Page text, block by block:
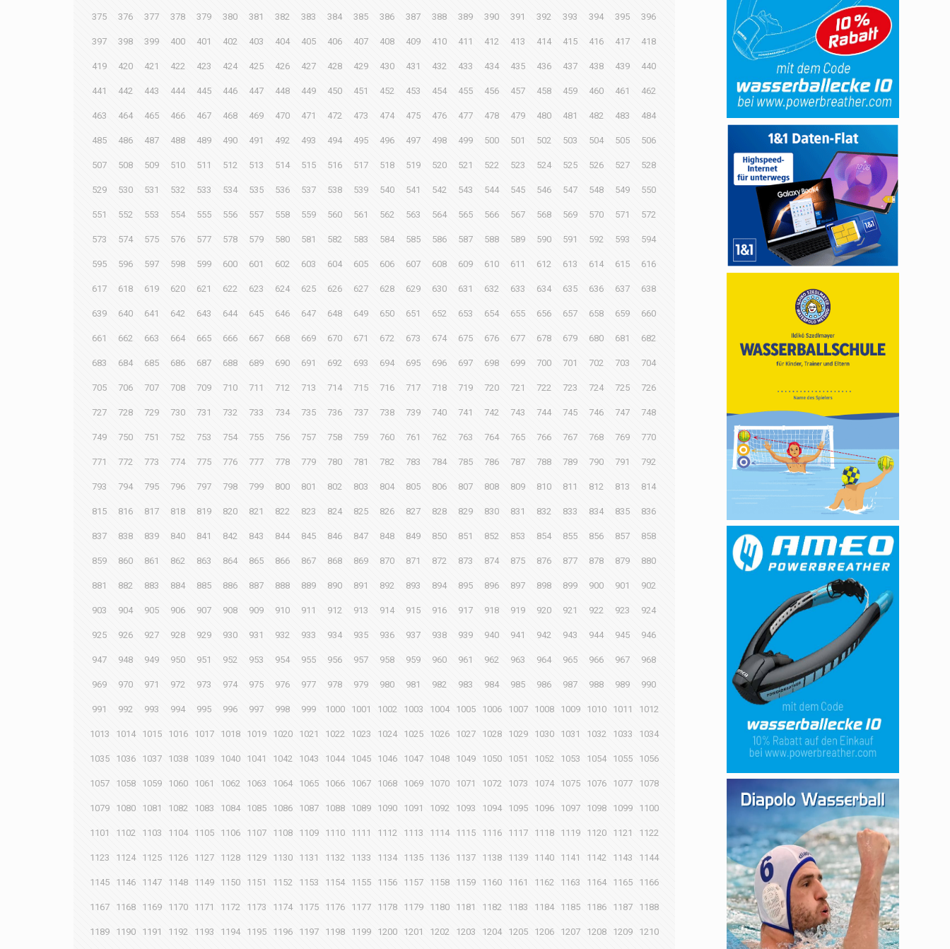
375 376 377 378 379 380 381 382 383 384 385 386 387 388 389 390 391 392 393 394 395 396
397 398 399 400 401 402 403 404 405 406 407 408 409 410 411 412 413 414 415 416 417 418
419 420 421 422 423 424 425 426 427 428 429 430 431 432 433 434 435 436 437 438 439 440
441 442 443 444 445 446 447 448 449 450 451 452 453 454 455 456 457 458 459 460 461 462
463 464 465 466 467 468 469 470 471 472 473 474 475 476 477 478 479 480 481 482 483 484
485 486 487 488 489 490 491 492 493 494 495 496 497 498 499 500 501 502 503 504 505 506
507 508 509 510 511 512 513 514 515 516 517 518 519 520 521 522 523 524 525 526 527 528
529 530 531 532 533 534 535 536 537 538 539 540 541 542 543 544 545 546 547 548 549 550
551 552 553 554 555 556 557 558 559 560 561 562 563 564 565 566 567 568 569 570 571 572
573 574 575 576 577 578 579 580 581 582 583 584 585 586 587 588 589 590 591 592 593 594
595 596 597 598 599 600 601 602 603 604 605 606 607 608 609 610 611 612 613 614 615 616
617 618 619 620 621 622 623 624 625 626 627 628 629 630 631 632 633 634 635 636 637 638
639 640 641 642 643 644 645 646 647 648 649 650 651 652 653 654 655 656 657 658 659 660
661 662 663 664 665 666 667 668 669 670 671 672 673 674 675 676 677 678 679 680 681 682
683 684 685 686 687 688 689 690 691 692 693 694 695 696 697 698 699 700 701 702 703 704
705 706 707 708 709 710 711 712 713 714 715 716 717 718 719 720 721 722 723 724 725 726
727 728 729 730 731 732 733 734 735 736 737 738 739 740 741 742 743 744 745 746 747 748
749 750 751 752 753 754 755 756 757 758 759 760 761 762 763 764 765 766 767 768 769 770
771 772 773 774 775 776 777 778 779 780 781 782 783 784 785 786 787 788 789 790 791 792
793 794 795 796 797 798 799 800 801 802 803 804 805 806 807 808 809 810 811 812 813 814
815 816 817 818 819 820 821 822 823 824 825 826 827 828 829 830 831 832 833 834 835 836
837 838 839 840 841 842 843 844 845 846 847 848 849 850 851 852 853 854 855 856 857 858
859 860 861 862 863 864 865 866 867 868 869 870 871 872 873 874 875 876 877 878 879 880
881 882 883 884 885 886 887 888 889 890 891 892 893 894 895 896 897 898 899 900 901 902
903 904 905 906 907 908 909 910 911 912 913 914 915 916 917 918 919 920 921 922 923 924
925 926 927 928 929 930 931 932 933 934 935 936 937 938 939 940 941 942 943 944 945 946
947 948 949 950 951 952 953 954 955 956 957 958 959 960 961 962 963 964 965 966 967 968
969 970 971 972 973 974 975 976 977 978 979 980 981 982 983 984 985 986 987 988 989 990
991 992 993 994 995 996 997 998 999 1000 1001 1002 1003 1004 1005 1006 1007 1008 1009 1010 1011 1012
1013 1014 1015 1016 1017 1018 1019 1020 1021 1022 1023 1024 1025 1026 1027 1028 1029 1030 1031 1032 1033 1034
1035 1036 1037 1038 1039 1040 1041 1042 1043 1044 1045 1046 1047 1048 1049 1050 1051 1052 1053 1054 1055 1056
1057 1058 1059 1060 1061 1062 1063 1064 1065 1066 1067 1068 1069 1070 1071 1072 1073 1074 1075 1076 1077 1078
1079 1080 1081 1082 1083 1084 1085 1086 1087 1088 1089 1090 1091 1092 1093 1094 1095 1096 1097 1098 1099 1100
1101 1102 1103 1104 1105 1106 1107 1108 1109 1110 1111 1112 1113 1114 1115 1116 1117 1118 1119 1120 1121 1122
1123 1124 1125 1126 1127 1128 1129 1130 1131 1132 1133 1134 1135 1136 1137 1138 1139 1140 1141 1142 1143 1144
1145 1146 1147 1148 1149 1150 1151 1152 1153 1154 1155 1156 1157 1158 1159 1160 1161 1162 1163 1164 1165 1166
1167 1168 1169 1170 1171 1172 1173 1174 1175 1176 1177 1178 1179 1180 1181 1182 1183 1184 1185 1186 1187 1188
1189 1190 1191 1192 1193 1194 1195 1196 1197 1198 1199 1200 1201 1202 1203 1204 1205 1206 1207 1208 1209 1210